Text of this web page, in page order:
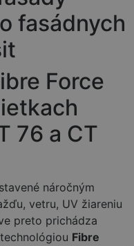
Force
76 a CT
náročným
vetru, UV žiareniu
preto prichádza
Fibre